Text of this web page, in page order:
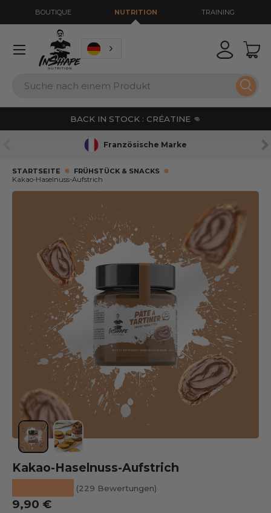
BOUTIQUE NUTRITION TRAINING
Sich
BACK IN STOCK : CRÉATINE 👊
Französische Marke
STARTSEITE
FRÜHSTÜCK & SNACKS
Kakao-Haselnuss-Aufstrich
ZU DEN PRODUKTINFORMATIONEN SPRINGEN
Bild 1 in die Galerieansicht laden
Kakao-Haselnuss-Aufstrich
(229 Bewertungen)
Üblicher Preis
9,90 €